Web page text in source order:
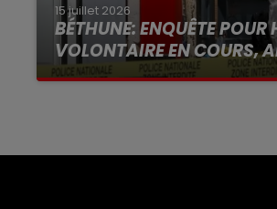
15 juillet 2026
BÉTHUNE: ENQUÊTE
VOLONTAIRE EN COURS,
Selon les premiers éléments,